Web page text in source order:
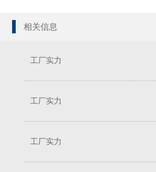
相关信息
工厂实力
工厂实力
工厂实力